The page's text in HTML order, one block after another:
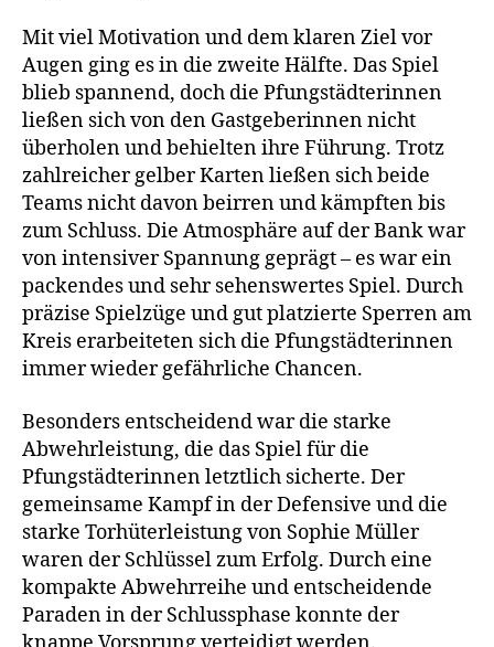
Mit viel Motivation und dem klaren Ziel vor
Augen ging es in die zweite Hälfte. Das Spiel
blieb spannend, doch die Pfungstädterinnen
ließen sich von den Gastgeberinnen nicht
überholen und behielten ihre Führung. Trotz
zahlreicher gelber Karten ließen sich beide
Teams nicht davon beirren und kämpften bis
zum Schluss. Die Atmosphäre auf der Bank war
von intensiver Spannung geprägt – es war ein
packendes und sehr sehenswertes Spiel. Durch
präzise Spielzüge und gut platzierte Sperren am
Kreis erarbeiteten sich die Pfungstädterinnen
immer wieder gefährliche Chancen.
Besonders entscheidend war die starke
Abwehrleistung, die das Spiel für die
Pfungstädterinnen letztlich sicherte. Der
gemeinsame Kampf in der Defensive und die
starke Torhüterleistung von Sophie Müller
waren der Schlüssel zum Erfolg. Durch eine
kompakte Abwehrreihe und entscheidende
Paraden in der Schlussphase konnte der